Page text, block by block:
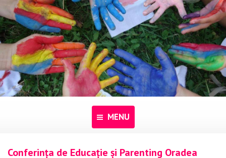
MENU
Acasă
Conferința de Educație și Parenting Oradea